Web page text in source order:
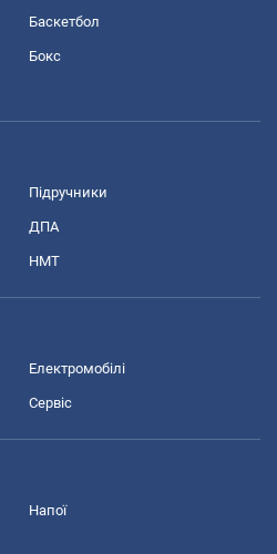
Баскетбол
Бокс
Підручники
ДПА
НМТ
Електромобілі
Сервіс
Напої